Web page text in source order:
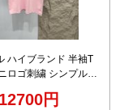
ハイブランド 半袖T
ロゴ刺繍 シンプルデ
12700円